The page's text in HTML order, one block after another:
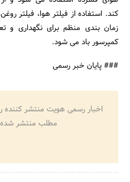
کند. استفاده از فیلتر هوا، فیلتر
زمان بندی منظم برای نگهداری
کمپرسور باد می شود.
### پایان خبر رسمی
اخبار رسمی هویت منتشر
مطلب منتشر